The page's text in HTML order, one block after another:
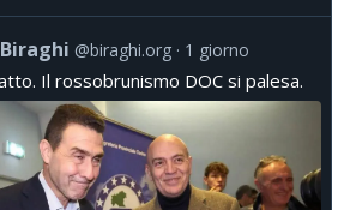
@biraghi.org 1 giorno
Il rossobrunismo DOC si palesa.